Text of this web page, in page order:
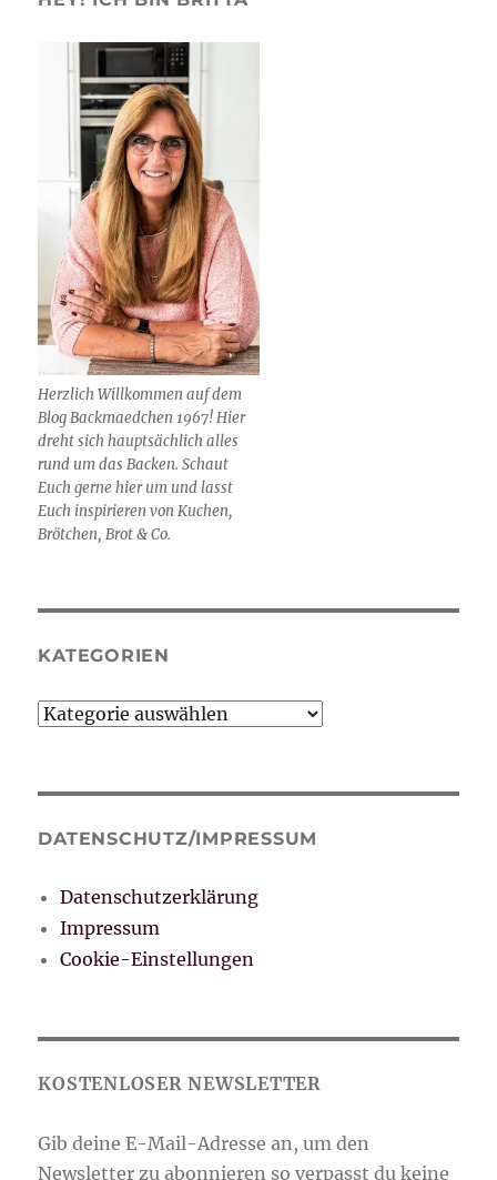
Herzlich Willkommen auf dem
Blog Backmaedchen 1967! Hier
dreht sich hauptsächlich alles
rund um das Backen. Schaut
Euch gerne hier um und lasst
Euch inspirieren von Kuchen,
Brötchen, Brot & Co.
KATEGORIEN
Kategorien
DATENSCHUTZ/IMPRESSUM
Datenschutzerklärung
Impressum
Cookie-Einstellungen